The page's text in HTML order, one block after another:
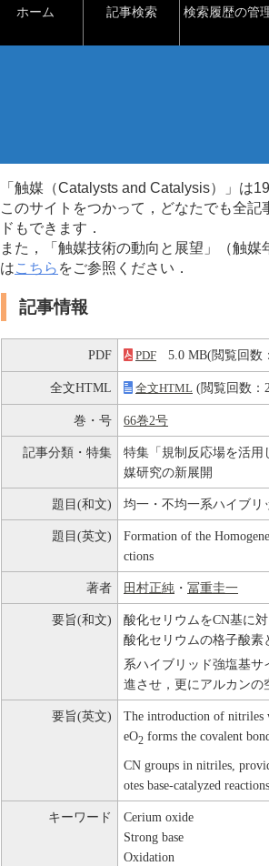
ホーム 記事検索 検索履歴の管
「触媒（Catalysts and Catalysis）」は
このサイトをつかって，どなたでも全
ドもできます．
また，「触媒技術の動向と展望」（触
はこちら をご参照ください．
記事情報
PDF PDF 5.0 MB(閲覧回数
全文HTML 全文HTML (閲覧回数：
巻・号 66巻2号
記事分類・特集
特集「規制反応場を活用
媒研究の新展開
題目(和文) 均一・不均一系ハイブリ
題目(英文)
Formation of the
ctions
著者 田村正純 ・ 冨重圭一
要旨(和文)
酸化セリウムをCN基に
酸化セリウムの格子酸素
系ハイブリッド強塩基サ
進させ，更にアルカンの
要旨(英文)
The introduction of nitriles
eO2 forms the covalent
CN groups in nitriles,
otes base-catalyzed
キーワード
Cerium oxide
Strong base
Oxidation